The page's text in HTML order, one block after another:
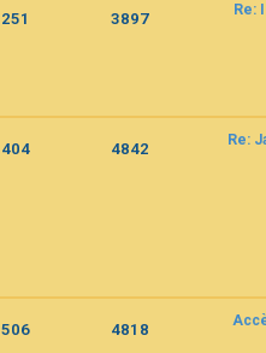
251 3897 Re:
404 4842 Re:
506 4818